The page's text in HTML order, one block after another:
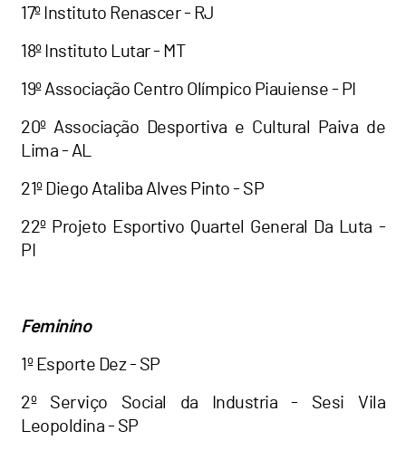
17º Instituto Renascer - RJ
18º Instituto Lutar - MT
19º Associação Centro Olímpico Piauiense - PI
20º Associação Desportiva e Cultural Paiva de
Lima - AL
21º Diego Ataliba Alves Pinto - SP
22º Projeto Esportivo Quartel General Da Luta -
PI
Feminino
1º Esporte Dez - SP
2º Serviço Social da Industria - Sesi Vila
Leopoldina - SP